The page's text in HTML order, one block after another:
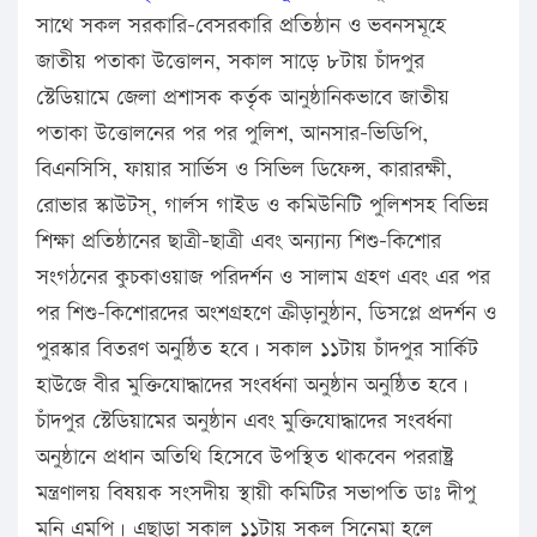
সাথে সকল সরকারি-বেসরকারি প্রতিষ্ঠান ও ভবনসমূহে
জাতীয় পতাকা উত্তোলন, সকাল সাড়ে ৮টায় চাঁদপুর
স্টেডিয়ামে জেলা প্রশাসক কর্তৃক আনুষ্ঠানিকভাবে জাতীয়
পতাকা উত্তোলনের পর পর পুলিশ, আনসার-ভিডিপি,
বিএনসিসি, ফায়ার সার্ভিস ও সিভিল ডিফেন্স, কারারক্ষী,
রোভার স্কাউটস্, গার্লস গাইড ও কমিউনিটি পুলিশসহ বিভিন্ন
শিক্ষা প্রতিষ্ঠানের ছাত্রী-ছাত্রী এবং অন্যান্য শিশু-কিশোর
সংগঠনের কুচকাওয়াজ পরিদর্শন ও সালাম গ্রহণ এবং এর পর
পর শিশু-কিশোরদের অংশগ্রহণে ক্রীড়ানুষ্ঠান, ডিসপ্লে প্রদর্শন ও
পুরস্কার বিতরণ অনুষ্ঠিত হবে। সকাল ১১টায় চাঁদপুর সার্কিট
হাউজে বীর মুক্তিযোদ্ধাদের সংবর্ধনা অনুষ্ঠান অনুষ্ঠিত হবে।
চাঁদপুর স্টেডিয়ামের অনুষ্ঠান এবং মুক্তিযোদ্ধাদের সংবর্ধনা
অনুষ্ঠানে প্রধান অতিথি হিসেবে উপস্থিত থাকবেন পররাষ্ট্র
মন্ত্রণালয় বিষয়ক সংসদীয় স্থায়ী কমিটির সভাপতি ডাঃ দীপু
মনি এমপি। এছাড়া সকাল ১১টায় সকল সিনেমা হলে